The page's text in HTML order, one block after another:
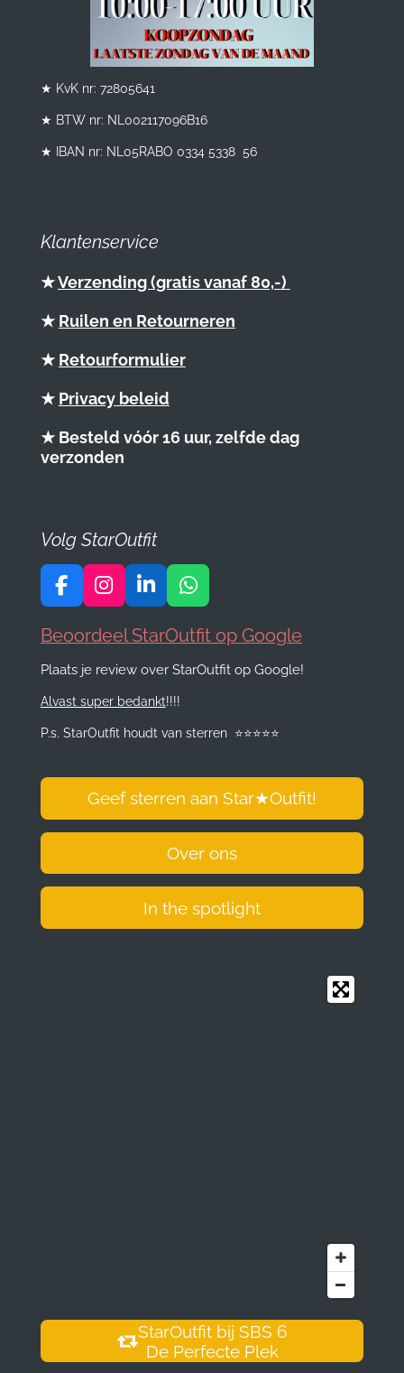
★ KvK nr: 72805641
★ BTW nr: NL002117096B16
★ IBAN nr: NL05RABO 0334 5338 56
Klantenservice
★Verzending (gratis vanaf 80,-)
★ Ruilen en Retourneren
★ Retourformulier
★ Privacy beleid
★ Besteld vóór 16 uur, zelfde dag
verzonden
Volg StarOutfit
F
c
b
o
k
I
s
a
r
a
L
n
e
I
n
W
a
s
p
Beoordeel StarOutfit op Google
Plaats je review over StarOutfit op Google!
Alvast super bedankt!!!!
P.s. StarOutfit houdt van sterren ⭐️⭐️⭐️⭐️⭐️
Geef sterren aan Star★Outfit!
Over ons
In the spotlight
StarOutfit bij SBS 6
De Perfecte Plek